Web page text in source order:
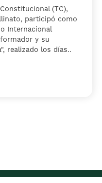
(TC),
participó como
Internacional
y su
realizado los días..